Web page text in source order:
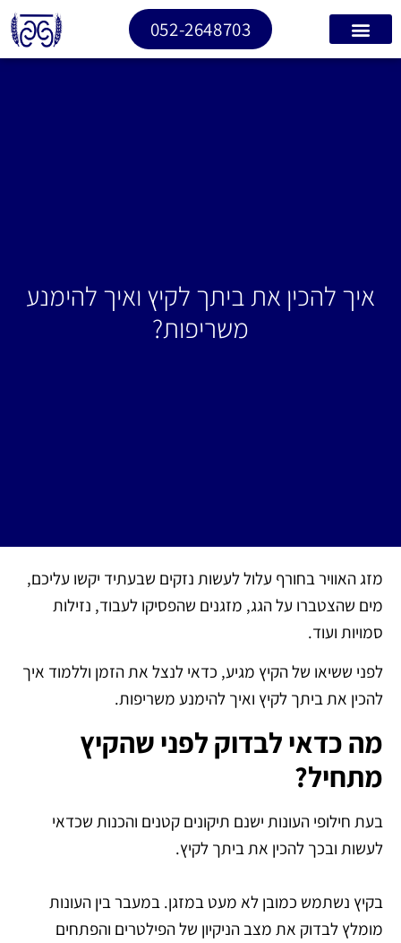
052-2648703
איך להכין את ביתך לקיץ ואיך להימנע
משריפות?
מזג האוויר בחורף עלול לעשות נזקים שבעתיד יקשו עליכם,
מים שהצטברו על הגג, מזגנים שהפסיקו לעבוד, נזילות
סמויות ועוד.
לפני ששיאו של הקיץ מגיע, כדאי לנצל את הזמן וללמוד איך
להכין את ביתך לקיץ ואיך להימנע משריפות.
מה כדאי לבדוק לפני שהקיץ
מתחיל?
בעת חילופי העונות ישנם תיקונים קטנים והכנות שכדאי
לעשות ובכך להכין את ביתך לקיץ.
בקיץ נשתמש כמובן לא מעט במזגן. במעבר בין העונות
מומלץ לבדוק את מצב הניקיון של הפילטרים והפתחים